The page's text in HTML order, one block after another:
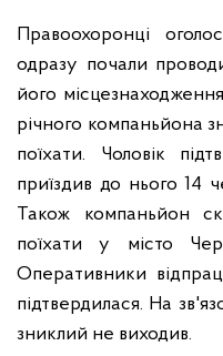
Правоохоронці
одразу почали
його
річного компаньйона
поїхати. Чоловік
приїздив до нього 14
Також компаньйон
поїхати у місто
Оперативники
підтвердилася. На
зниклий не виходив.